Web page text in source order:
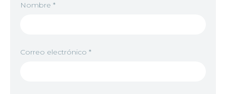
Nombre *
Correo electrónico *